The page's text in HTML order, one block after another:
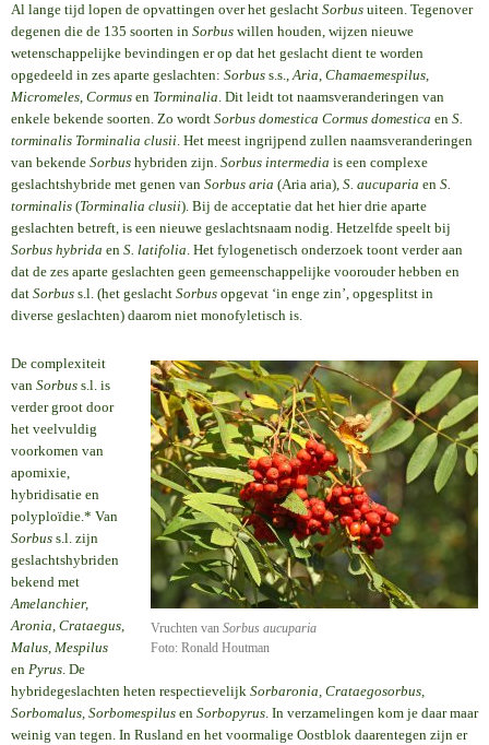
Al lange tijd lopen de opvattingen over het geslacht Sorbus uiteen. Tegenover
degenen die de 135 soorten in Sorbus willen houden, wijzen nieuwe
wetenschappelijke bevindingen er op dat het geslacht dient te worden
opgedeeld in zes aparte geslachten: Sorbus s.s.,Aria, Chamaemespilus,
Micromeles, Cormus en Torminalia. Dit leidt tot naamsveranderingen van
enkele bekende soorten. Zo wordt Sorbus domestica Cormus domestica en S.
torminalis Torminalia clusii. Het meest ingrijpend zullen naamsveranderingen
van bekende Sorbus hybriden zijn. Sorbus intermedia is een complexe
geslachtshybride met genen van Sorbus aria (Aria aria), S. aucuparia en S.
torminalis (Torminalia clusii). Bij de acceptatie dat het hier drie aparte
geslachten betreft, is een nieuwe geslachtsnaam nodig. Hetzelfde speelt bij
Sorbus hybrida en S. latifolia. Het fylogenetisch onderzoek toont verder aan
dat de zes aparte geslachten geen gemeenschappelijke voorouder hebben en
dat Sorbus s.l. (het geslacht Sorbus opgevat ‘in enge zin’, opgesplitst in
diverse geslachten) daarom niet monofyletisch is.
Vruchten van Sorbus aucuparia
Foto: Ronald Houtman
De complexiteit
van Sorbus s.l. is
verder groot door
het veelvuldig
voorkomen van
apomixie,
hybridisatie en
polyploïdie.* Van
Sorbus s.l. zijn
geslachtshybriden
bekend met
Amelanchier,
Aronia, Crataegus,
Malus, Mespilus
en Pyrus. De
hybridegeslachten heten respectievelijk Sorbaronia, Crataegosorbus,
Sorbomalus, Sorbomespilus en Sorbopyrus. In verzamelingen kom je daar maar
weinig van tegen. In Rusland en het voormalige Oostblok daarentegen zijn er